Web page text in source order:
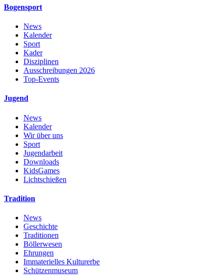
Bogensport
News
Kalender
Sport
Kader
Disziplinen
Ausschreibungen 2026
Top-Events
Jugend
News
Kalender
Wir über uns
Sport
Jugendarbeit
Downloads
KidsGames
Lichtschießen
Tradition
News
Geschichte
Traditionen
Böllerwesen
Ehrungen
Immaterielles Kulturerbe
Schützenmuseum